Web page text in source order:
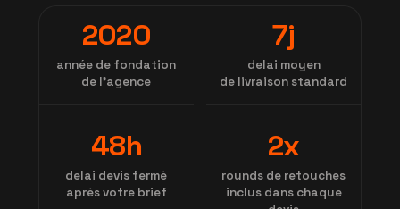
2020
année de fondation
de l'agence
7j
delai moyen
de livraison standard
48h
delai devis fermé
après votre brief
2x
rounds de retouches
inclus dans chaque